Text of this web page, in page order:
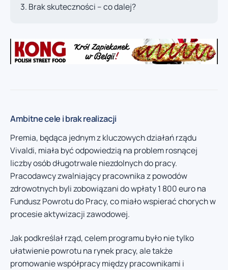
Brak skuteczności – co dalej?
Ambitne cele i brak realizacji
Premia, będąca jednym z kluczowych działań rządu
Vivaldi, miała być odpowiedzią na problem rosnącej
liczby osób długotrwale niezdolnych do pracy.
Pracodawcy zwalniający pracownika z powodów
zdrowotnych byli zobowiązani do wpłaty 1 800 euro na
Fundusz Powrotu do Pracy, co miało wspierać chorych w
procesie aktywizacji zawodowej.
Jak podkreślał rząd, celem programu było nie tylko
ułatwienie powrotu na rynek pracy, ale także
promowanie współpracy między pracownikami i